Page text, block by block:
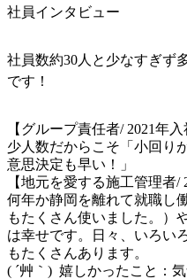
社員インタビュー
社員数約30人と少なすぎず
です！
【グループ責任者/ 2021年入
少人数だからこそ「小回り
意思決定も早い！」
【地元を愛する施工管理者/
何年か静岡を離れて就職し
もたくさん使いました。）
は幸せです。日々、いろい
もたくさんあります。
( ´艸｀)  嬉しかったこと：